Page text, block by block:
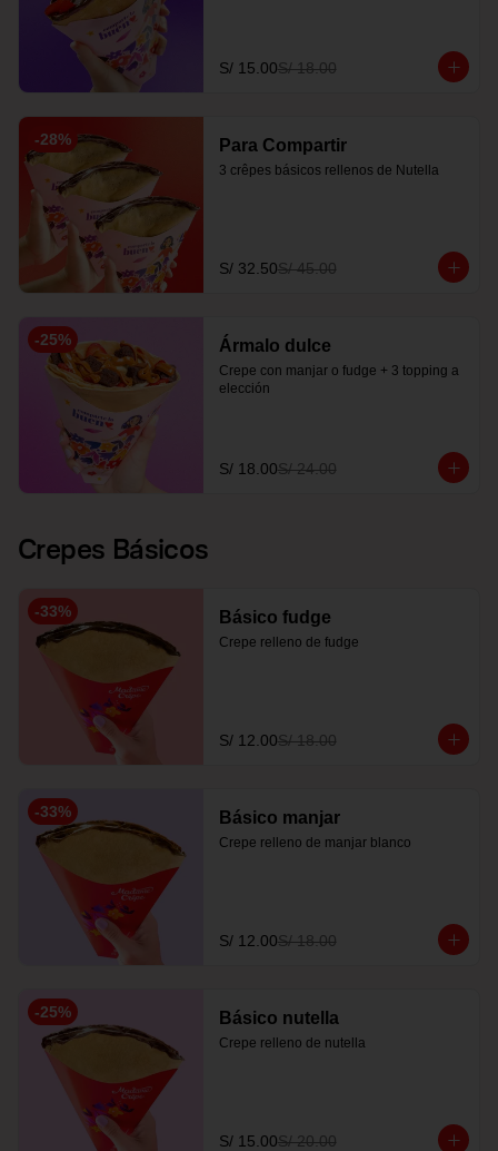
S/ 15.00S/ 18.00
-28% Para Compartir
3 crêpes básicos rellenos de Nutella
S/ 32.50S/ 45.00
-25% Ármalo dulce
Crepe con manjar o fudge + 3 topping a
elección
S/ 18.00S/ 24.00
Crepes Básicos
-33% Básico fudge
Crepe relleno de fudge
S/ 12.00S/ 18.00
-33% Básico manjar
Crepe relleno de manjar blanco
S/ 12.00S/ 18.00
-25% Básico nutella
Crepe relleno de nutella
S/ 15.00S/ 20.00